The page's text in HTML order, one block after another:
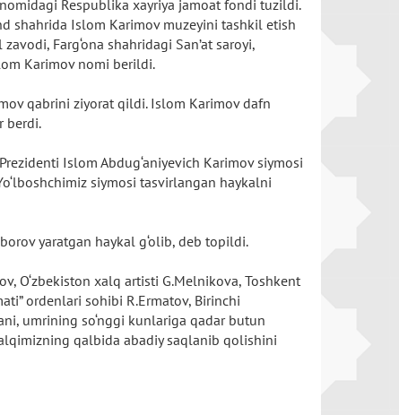
Respublika xayriya jamoat fondi tuzildi.
shahrida Islom Karimov muzeyini tashkil etish
Farg‘ona shahridagi San’at saroyi,
Karimov nomi berildi.
qabrini ziyorat qildi. Islom Karimov dafn
berdi.
Islom Abdug‘aniyevich Karimov siymosi
siymosi tasvirlangan haykalni
yaratgan haykal g‘olib, deb topildi.
O‘zbekiston xalq artisti G.Melnikova, Toshkent
ordenlari sohibi R.Ermatov, Birinchi
umrining so‘nggi kunlariga qadar butun
qalbida abadiy saqlanib qolishini